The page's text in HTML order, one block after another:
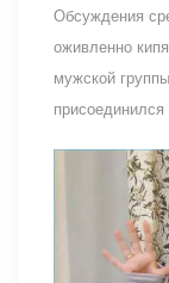
Обсуждения
оживленно
мужской